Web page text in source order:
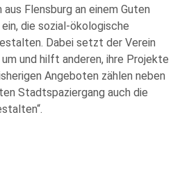
Flensburg an einem Guten
die sozial-ökologische
Dabei setzt der Verein
und hilft anderen, ihre Projekte
Angeboten zählen neben
Stadtspaziergang auch die